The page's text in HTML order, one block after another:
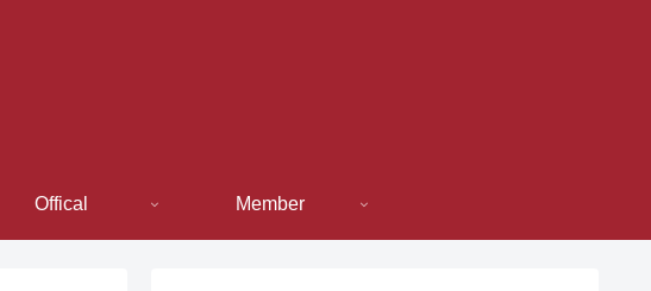
Offical Member